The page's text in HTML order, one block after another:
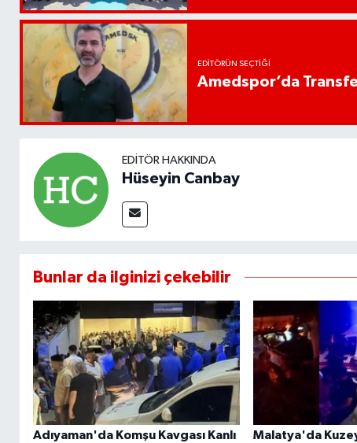
EDITÖRÜN SEÇTIĞI
Amedspor’da
EDITÖR HAKKINDA
Hüseyin Canbay
Bunlar da ilginizi çekebilir
Adıyaman'da Komşu Kavgası Kanlı
Malatya'da